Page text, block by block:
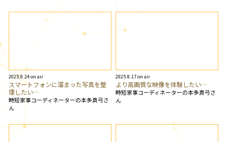
2025.8.24 on air
スマートフォンに溜まった写真を整
理したい…
時短家事コーディネーターの本多真弓さ
ん
2025.8.17 on air
より高画質な映像を体験したい…
時短家事コーディネーターの本多真弓さ
ん